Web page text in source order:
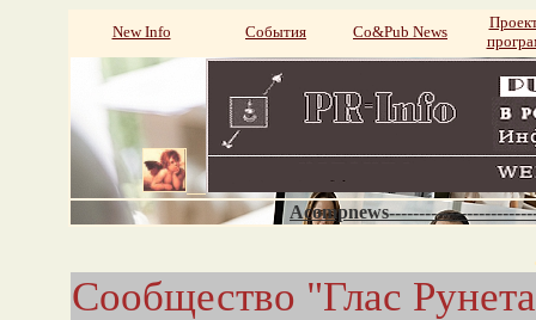
New Info События Со&Pub News
Сообщество "Глас